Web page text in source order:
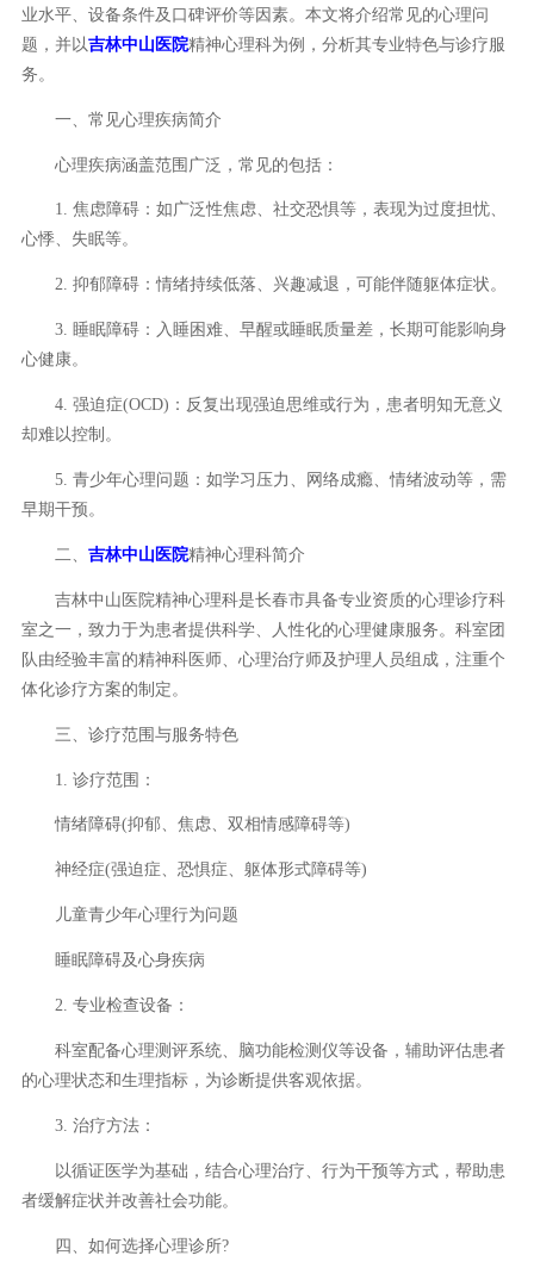
业水平、设备条件及口碑评价等因素。本文将介绍常见的心理问
题，并以吉林中山医院精神心理科为例，分析其专业特色与诊疗服
务。
一、常见心理疾病简介
心理疾病涵盖范围广泛，常见的包括：
1. 焦虑障碍：如广泛性焦虑、社交恐惧等，表现为过度担忧、
心悸、失眠等。
2. 抑郁障碍：情绪持续低落、兴趣减退，可能伴随躯体症状。
3. 睡眠障碍：入睡困难、早醒或睡眠质量差，长期可能影响身
心健康。
4. 强迫症(OCD)：反复出现强迫思维或行为，患者明知无意义
却难以控制。
5. 青少年心理问题：如学习压力、网络成瘾、情绪波动等，需
早期干预。
二、 吉林中山医院精神心理科简介
吉林中山医院精神心理科是长春市具备专业资质的心理诊疗科
室之一，致力于为患者提供科学、人性化的心理健康服务。科室团
队由经验丰富的精神科医师、心理治疗师及护理人员组成，注重个
体化诊疗方案的制定。
三、诊疗范围与服务特色
1. 诊疗范围：
情绪障碍(抑郁、焦虑、双相情感障碍等)
神经症(强迫症、恐惧症、躯体形式障碍等)
儿童青少年心理行为问题
睡眠障碍及心身疾病
2. 专业检查设备：
科室配备心理测评系统、脑功能检测仪等设备，辅助评估患者
的心理状态和生理指标，为诊断提供客观依据。
3. 治疗方法：
以循证医学为基础，结合心理治疗、行为干预等方式，帮助患
者缓解症状并改善社会功能。
四、如何选择心理诊所?